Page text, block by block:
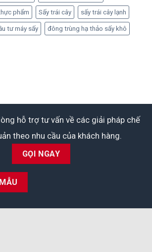
phẩm Sấy trái cây sấy trái cây lạnh
tư máy sấy đông trùng hạ thảo sấy khô
hỗ trợ tư vấn về các giải pháp chế
theo nhu cầu của khách hàng.
GỌI NGAY